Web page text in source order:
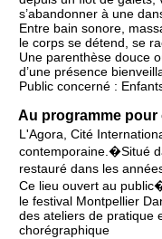
s’abandonner à une
Entre bain sonore,
le corps se détend, se
Une parenthèse douce
d’une présence
Public concerné :
Au programme pour
L'Agora, Cité
contemporaine.�Situé
restauré dans les
Ce lieu ouvert au
le festival Montpellier
des ateliers de pratique
chorégraphique